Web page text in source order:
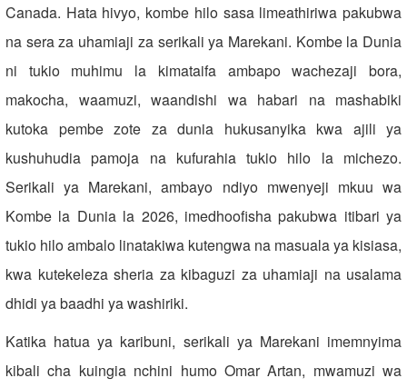
Canada. Hata hivyo, kombe hilo sasa limeathiriwa pakubwa
na sera za uhamiaji za serikali ya Marekani. Kombe la Dunia
ni tukio muhimu la kimataifa ambapo wachezaji bora,
makocha, waamuzi, waandishi wa habari na mashabiki
kutoka pembe zote za dunia hukusanyika kwa ajili ya
kushuhudia pamoja na kufurahia tukio hilo la michezo.
Serikali ya Marekani, ambayo ndiyo mwenyeji mkuu wa
Kombe la Dunia la 2026, imedhoofisha pakubwa itibari ya
tukio hilo ambalo linatakiwa kutengwa na masuala ya kisiasa,
kwa kutekeleza sheria za kibaguzi za uhamiaji na usalama
dhidi ya baadhi ya washiriki.
Katika hatua ya karibuni, serikali ya Marekani imemnyima
kibali cha kuingia nchini humo Omar Artan, mwamuzi wa